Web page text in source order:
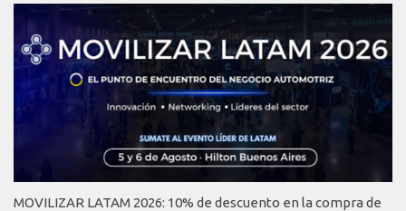
MOVILIZAR LATAM 2026: 10% de descuento en la compra de